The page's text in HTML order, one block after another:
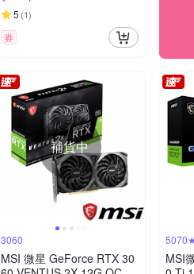
5 (1)
券
補貨中
3060
MSI 微星 GeForce RTX 30
MSI